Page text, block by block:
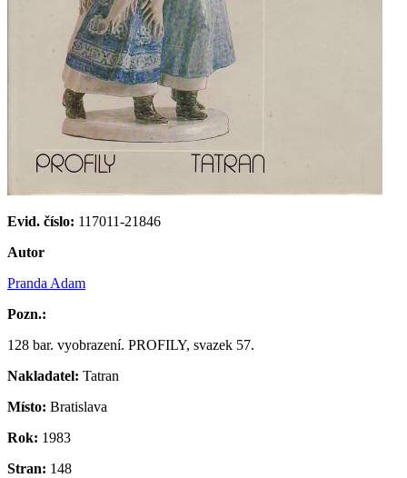
Evid. číslo: 117011-21846
Autor
Pranda Adam
Pozn.:
128 bar. vyobrazení. PROFILY, svazek 57.
Nakladatel: Tatran
Místo: Bratislava
Rok: 1983
Stran: 148